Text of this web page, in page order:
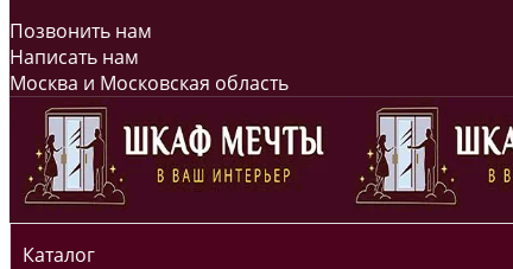
Позвонить нам
Написать нам
Москва и Московская область
Каталог